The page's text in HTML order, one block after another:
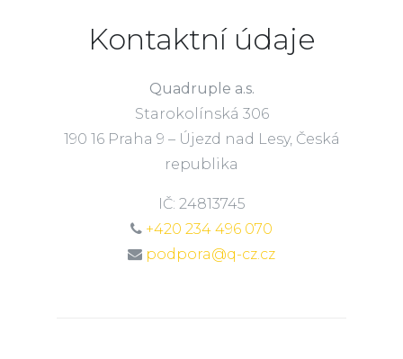
Kontaktní údaje
Quadruple a.s.
Starokolínská 306
190 16 Praha 9 – Újezd nad Lesy, Česká
republika
IČ: 24813745
+420 234 496 070
podpora@q-cz.cz